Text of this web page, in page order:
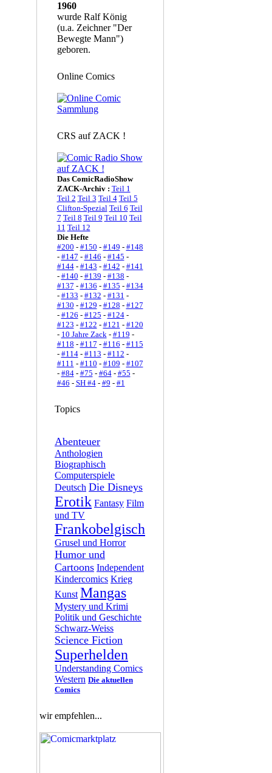
1960
wurde Ralf König
(u.a. Zeichner "Der
Bewegte Mann")
geboren.
Online Comics
CRS auf ZACK !
Das ComicRadioShow
ZACK-Archiv : Teil 1
Teil 2 Teil 3 Teil 4 Teil 5
Clifton-Spezial Teil 6 Teil
7 Teil 8 Teil 9 Teil 10 Teil
11 Teil 12
Die Hefte
#200 - #150 - #149 - #148
- #147 - #146 - #145 -
#144- #143 - #142 - #141
- #140 - #139 - #138 -
#137 - #136 - #135 - #134
- #133 - #132 - #131 -
#130 - #129 - #128 - #127
- #126 - #125 - #124-
#123 - #122 - #121 - #120
- 10 Jahre Zack- #119 -
#118 - #117 - #116 - #115
- #114- #113 - #112 -
#111 - #110 - #109 - #107
- #84- #75 - #64- #55 -
#46 - SH #4- #9 - #1
Topics
Abenteuer
Anthologien
Biographisch
Computerspiele
Deutsch Die Disneys
Erotik Fantasy Film
und TV
Frankobelgisch
Grusel und Horror
Humor und
Cartoons Independent
Kindercomics Krieg
Kunst Mangas
Mystery und Krimi
Politik und Geschichte
Schwarz-Weiss
Science Fiction
Superhelden
Understanding Comics
Western Die aktuellen
Comics
wir empfehlen...